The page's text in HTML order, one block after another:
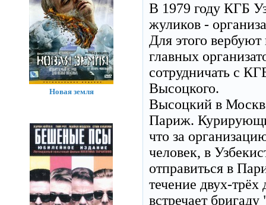
В 1979 году КГБ
жуликов -
Для этого
главных
сотрудничать с
Высоцкого.
Высоцкий в
Париж.
что за
человек, в
отправиться в
течение двух-
встречает
Новая земля